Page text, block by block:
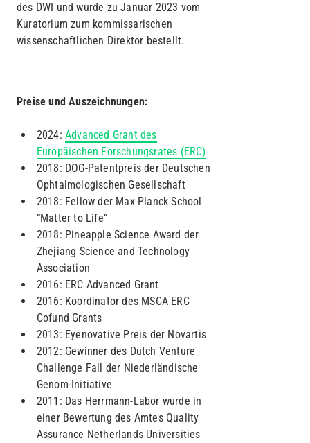
des DWI und wurde zu Januar 2023 vom
Kuratorium zum kommissarischen
wissenschaftlichen Direktor bestellt.
Preise und Auszeichnungen:
2024: Advanced Grant des
Europäischen Forschungsrates (ERC)
2018: DOG-Patentpreis der Deutschen
Ophtalmologischen Gesellschaft
2018: Fellow der Max Planck School
“Matter to Life”
2018: Pineapple Science Award der
Zhejiang Science and Technology
Association
2016: ERC Advanced Grant
2016: Koordinator des MSCA ERC
Cofund Grants
2013: Eyenovative Preis der Novartis
2012: Gewinner des Dutch Venture
Challenge Fall der Niederländische
Genom-Initiative
2011: Das Herrmann-Labor wurde in
einer Bewertung des Amtes Quality
Assurance Netherlands Universities